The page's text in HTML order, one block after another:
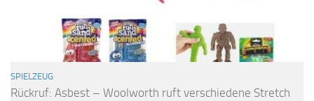
SPIELZEUG
Rückruf: Asbest – Woolworth ruft verschiedene Stretch